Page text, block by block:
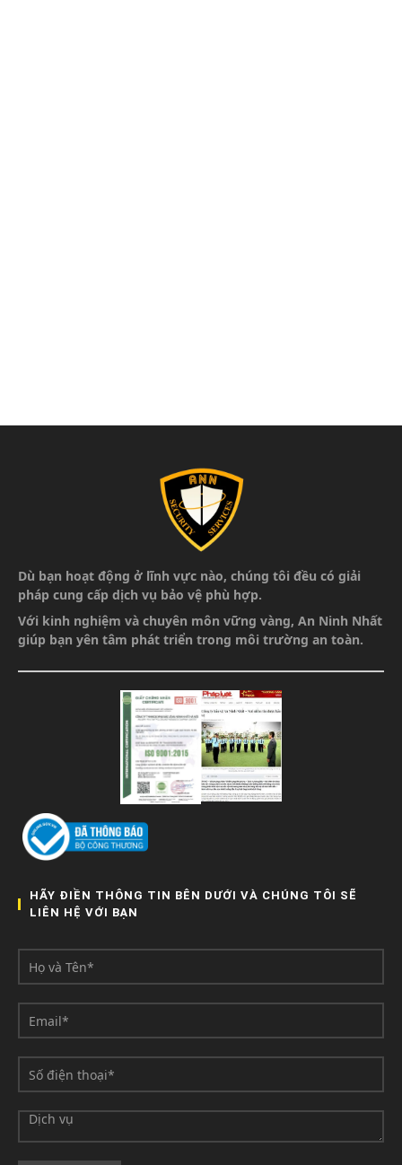
Dù bạn hoạt động ở lĩnh vực nào, chúng tôi đều có giải
pháp cung cấp dịch vụ bảo vệ phù hợp.
Với kinh nghiệm và chuyên môn vững vàng, An Ninh Nhất
giúp bạn yên tâm phát triển trong môi trường an toàn.
HÃY ĐIỀN THÔNG TIN BÊN DƯỚI VÀ CHÚNG TÔI SẼ
LIÊN HỆ VỚI BẠN